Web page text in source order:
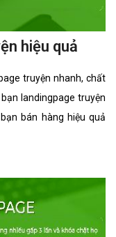
hiệu quả
truyện nhanh, chất
landingpage truyện
bán hàng hiệu quả